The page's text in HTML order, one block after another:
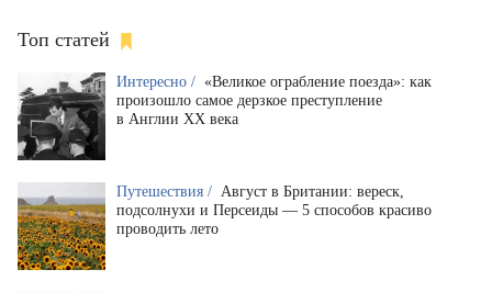
Топ статей
Интересно / «Великое ограбление поезда»: как
произошло самое дерзкое преступление
в Англии XX века
Путешествия / Август в Британии: вереск,
подсолнухи и Персеиды — 5 способов красиво
проводить лето